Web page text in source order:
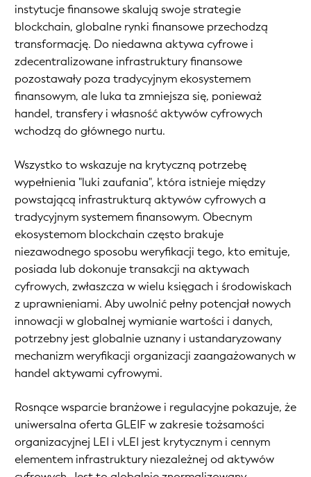
instytucje finansowe skalują swoje strategie
blockchain, globalne rynki finansowe przechodzą
transformację. Do niedawna aktywa cyfrowe i
zdecentralizowane infrastruktury finansowe
pozostawały poza tradycyjnym ekosystemem
finansowym, ale luka ta zmniejsza się, ponieważ
handel, transfery i własność aktywów cyfrowych
wchodzą do głównego nurtu.
Wszystko to wskazuje na krytyczną potrzebę
wypełnienia "luki zaufania", która istnieje między
powstającą infrastrukturą aktywów cyfrowych a
tradycyjnym systemem finansowym. Obecnym
ekosystemom blockchain często brakuje
niezawodnego sposobu weryfikacji tego, kto emituje,
posiada lub dokonuje transakcji na aktywach
cyfrowych, zwłaszcza w wielu księgach i środowiskach
z uprawnieniami. Aby uwolnić pełny potencjał nowych
innowacji w globalnej wymianie wartości i danych,
potrzebny jest globalnie uznany i ustandaryzowany
mechanizm weryfikacji organizacji zaangażowanych w
handel aktywami cyfrowymi.
Rosnące wsparcie branżowe i regulacyjne pokazuje, że
uniwersalna oferta GLEIF w zakresie tożsamości
organizacyjnej LEI i vLEI jest krytycznym i cennym
elementem infrastruktury niezależnej od aktywów